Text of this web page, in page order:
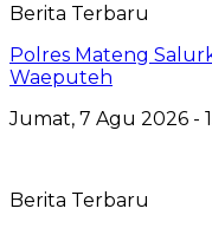
Berita Terbaru
Polres Mateng
Waeputeh
Jumat, 7 Agu 2026 -
Berita Terbaru